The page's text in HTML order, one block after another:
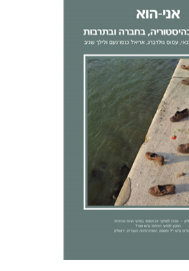
שגיב אריאל כנפו-נעם
גלית
גולדברג
אתר ספר מודפס
$32